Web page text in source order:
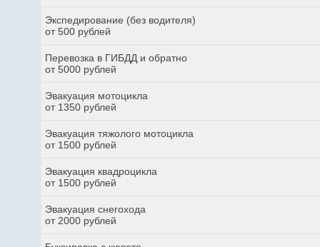
Экспедирование (без водителя)
от 500 рублей
Перевозка в ГИБДД и обратно
от 5000 рублей
Эвакуация мотоцикла
от 1350 рублей
Эвакуация тяжолого мотоцикла
от 1500 рублей
Эвакуация квадроцикла
от 1500 рублей
Эвакуация снегохода
от 2000 рублей